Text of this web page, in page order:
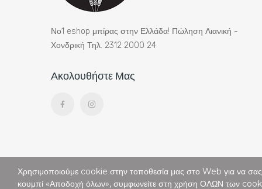
Νο1 eshop μπίρας στην Ελλάδα! Πώληση Λιανική -
Χονδρική Τηλ. 2312 2000 24
Ακολουθήστε Μας
Χρησιμοποιούμε cookie στην τοποθεσία μας στο Web για να σας
κουμπί «Αποδοχή όλων», συμφωνείτε στη χρήση ΟΛΩΝ των